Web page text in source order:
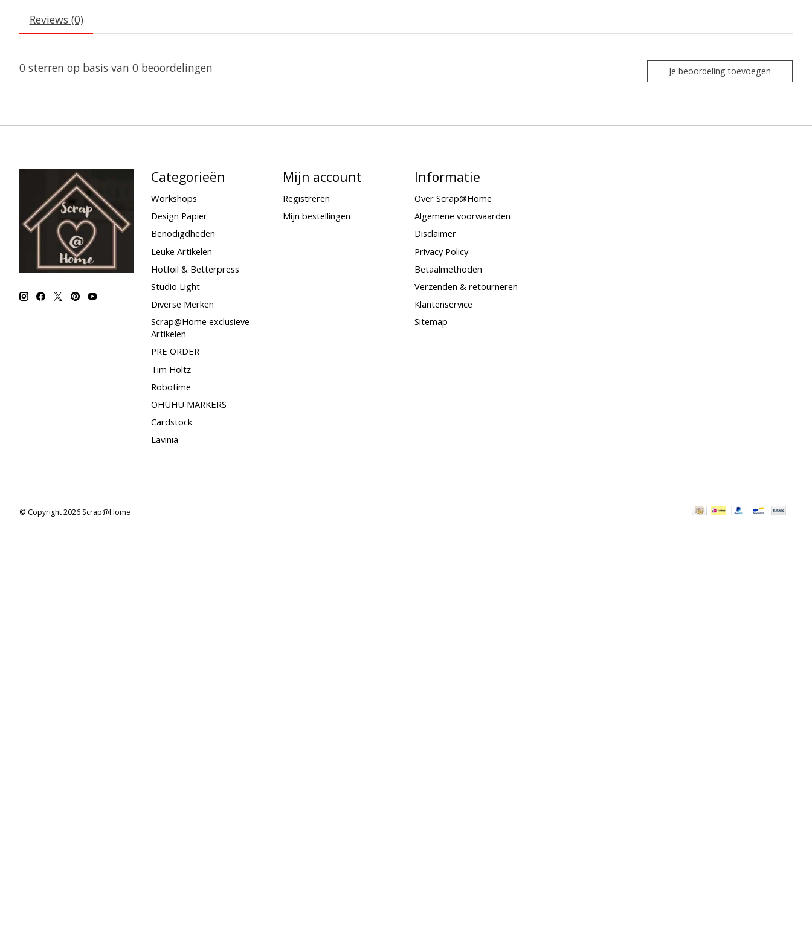
Reviews (0)
0 sterren op basis van 0 beoordelingen Je beoordeling toevoegen
Categorieën
Workshops
Design Papier
Benodigdheden
Leuke Artikelen
Hotfoil & Betterpress
Studio Light
Diverse Merken
Scrap@Home exclusieve
Artikelen
PRE ORDER
Tim Holtz
Robotime
OHUHU MARKERS
Cardstock
Lavinia
Mijn account
Registreren
Mijn bestellingen
Informatie
Over Scrap@Home
Algemene voorwaarden
Disclaimer
Privacy Policy
Betaalmethoden
Verzenden & retourneren
Klantenservice
Sitemap
© Copyright 2026 Scrap@Home